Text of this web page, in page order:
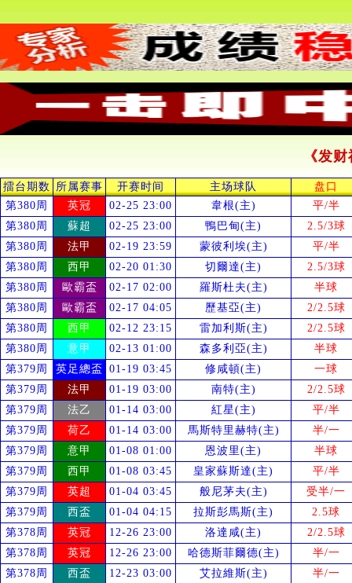
《发
擂台期数 所属赛事 开赛时间 主场球队
盘口
第380周
英冠 02-25 23:00 韋根(主)
平/半
第380周
蘇超 02-25 23:00 鴨巴甸(主)
2.5/3球
第380周
法甲 02-19 23:59 蒙彼利埃(主)
平/半
第380周
西甲 02-20 01:30 切爾達(主)
2.5/3球
第380周
歐霸盃 02-17 02:00 羅斯杜夫(主)
半球
第380周
歐霸盃 02-17 04:05 歷基亞(主)
2/2.5球
第380周
西甲 02-12 23:15 雷加利斯(主)
2/2.5球
第380周
意甲 02-13 01:00 森多利亞(主)
半球
第379周
英足總盃 01-19 03:45 修咸頓(主)
一球
第379周
法甲 01-19 03:00 南特(主)
2/2.5球
第379周
法乙 01-14 03:00 紅星(主)
平/半
第379周
荷乙 01-14 03:00 馬斯特里赫特(主)
半/一
第379周
意甲 01-08 01:00 恩波里(主)
半球
第379周
西甲 01-08 03:45 皇家蘇斯達(主)
平/半
第379周
英超 01-04 03:45 般尼茅夫(主) 受半/一
第379周
西盃 01-04 04:15 拉斯彭馬斯(主)
2.5球
第378周
英冠 12-26 23:00 洛達咸(主)
2/2.5球
第378周
英冠 12-26 23:00 哈德斯菲爾德(主)
半/一
第378周
西盃 12-23 03:00 艾拉維斯(主)
半/一